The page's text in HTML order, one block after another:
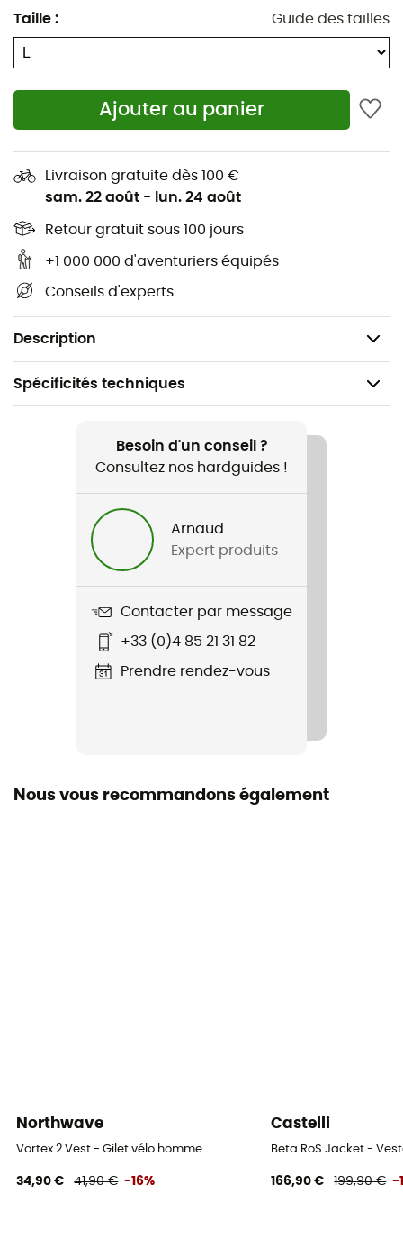
Taille : Guide des tailles
Ajouter au panier
Livraison gratuite dès 100 €
sam. 22 août - lun. 24 août
Retour gratuit sous 100 jours
+1 000 000 d'aventuriers équipés
Conseils d'experts
Description
Fermeture à pression sur la poitrine pour l'aération
1 poche poitrine YKK qui se transforme en sac de
Coutures épaules tombantes pour plus de confort
Poignets partiellement élastiqués
Ajustement unilatéral du cordon de serrage de
l'ourlet
Coupe : droite
pouces
Poids : 110 g
Spécificités techniques
Randonnée / Alpinisme
Nom du produit
Matières
[principale] 100% polyamide
Besoin d'un conseil ?
Consultez nos hardguides !
Arnaud
Expert produits
Contacter par message
+33 (0)4 85 21 31 82
Prendre rendez-vous
Nous vous recommandons également
Northwave
Vortex 2 Vest - Gilet vélo homme
34,90 € 41,90 € -16%
Castelli
Beta RoS Jacket -
166,90 € 199,90 € -